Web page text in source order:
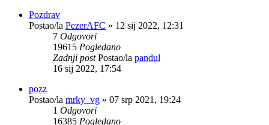
Pozdrav
Postao/la PezerAFC » 12 sij 2022, 12:31
7 Odgovori
19615 Pogledano
Zadnji postPostao/la pandul
16 sij 2022, 17:54
pozz
Postao/la mrky_vg » 07 srp 2021, 19:24
1 Odgovori
16385 Pogledano